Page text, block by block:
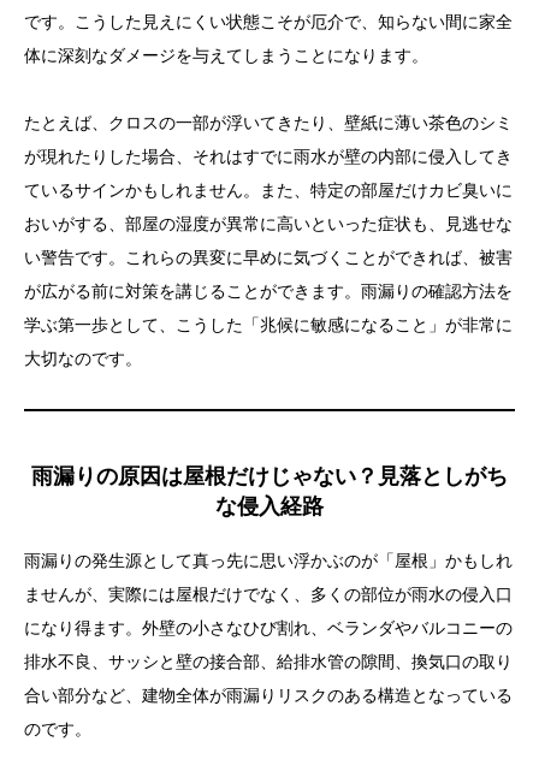
です。こうした見えにくい状態こそが厄介で、知らない間に家全
体に深刻なダメージを与えてしまうことになります。
たとえば、クロスの一部が浮いてきたり、壁紙に薄い茶色のシミ
が現れたりした場合、それはすでに雨水が壁の内部に侵入してき
ているサインかもしれません。また、特定の部屋だけカビ臭いに
おいがする、部屋の湿度が異常に高いといった症状も、見逃せな
い警告です。これらの異変に早めに気づくことができれば、被害
が広がる前に対策を講じることができます。雨漏りの確認方法を
学ぶ第一歩として、こうした「兆候に敏感になること」が非常に
大切なのです。
雨漏りの原因は屋根だけじゃない？見落としがち
な侵入経路
雨漏りの発生源として真っ先に思い浮かぶのが「屋根」かもしれ
ませんが、実際には屋根だけでなく、多くの部位が雨水の侵入口
になり得ます。外壁の小さなひび割れ、ベランダやバルコニーの
排水不良、サッシと壁の接合部、給排水管の隙間、換気口の取り
合い部分など、建物全体が雨漏りリスクのある構造となっている
のです。